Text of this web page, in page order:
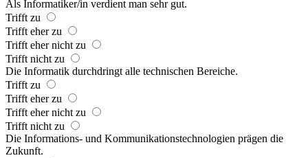
Als Informatiker/in verdient man sehr gut.
Trifft zu
Trifft eher zu
Trifft eher nicht zu
Trifft nicht zu
Die Informatik durchdringt alle technischen Bereiche.
Trifft zu
Trifft eher zu
Trifft eher nicht zu
Trifft nicht zu
Die Informations- und Kommunikationstechnologien prägen die
Zukunft.